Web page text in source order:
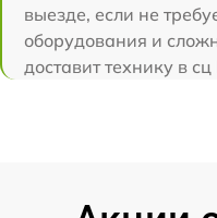
выезде, если не
оборудования и
доставит технику в